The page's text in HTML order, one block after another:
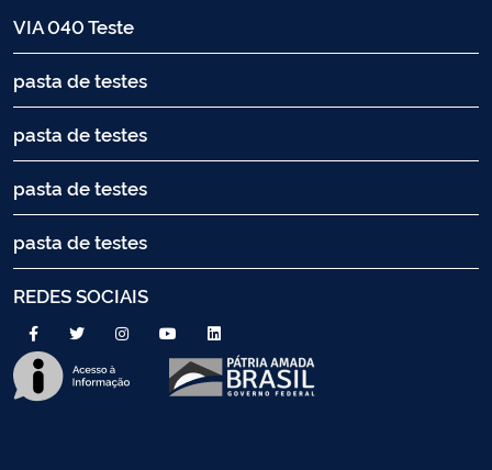
VIA 040 Teste
pasta de testes
pasta de testes
pasta de testes
pasta de testes
REDES SOCIAIS